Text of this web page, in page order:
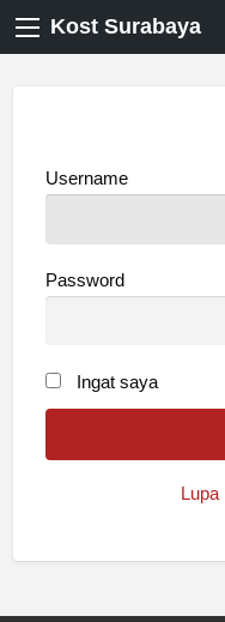
Kost Surabaya
Username
Password
Ingat saya
Lupa